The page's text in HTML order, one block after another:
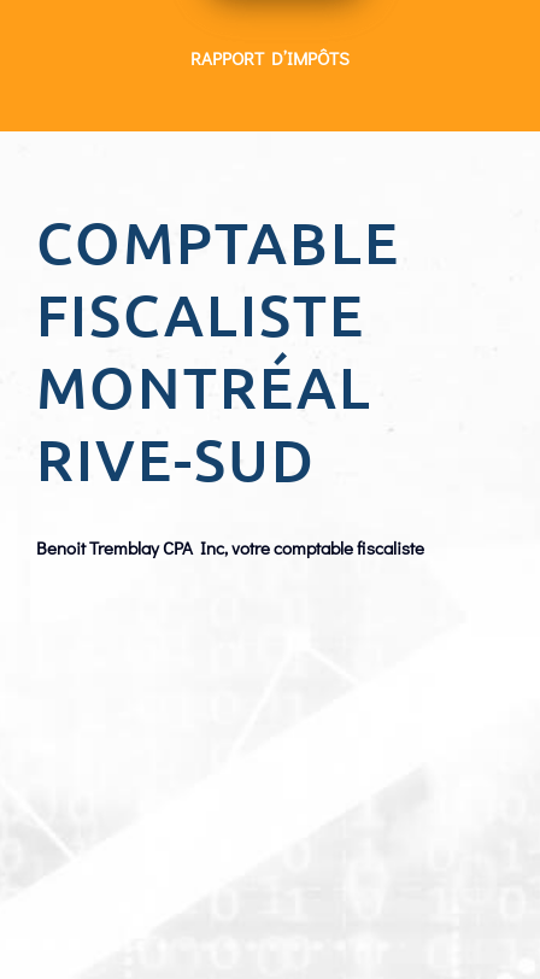
RAPPORT D’IMPÔTS
COMPTABLE
FISCALISTE
MONTRÉAL
RIVE-SUD
Benoit Tremblay CPA Inc, votrecomptable fiscaliste